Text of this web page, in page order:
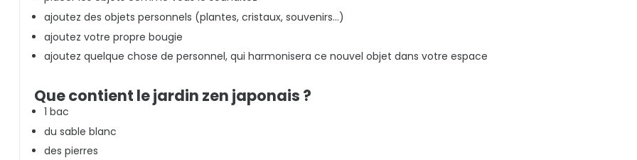
ajoutez des objets personnels (plantes, cristaux, souvenirs...)
ajoutez votre propre bougie
ajoutez quelque chose de personnel, qui harmonisera ce nouvel objet dans votre espace
Que contient le jardin zen japonais ?
1 bac
du sable blanc
des pierres